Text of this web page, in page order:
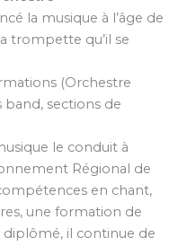
la musique à l’âge de
trompette qu’il se
(Orchestre
band, sections de
le conduit à
Régional de
en chant,
une formation de
diplômé, il continue de